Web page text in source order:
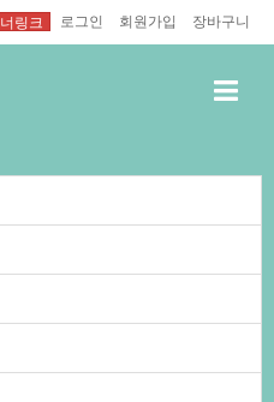
링크 로그인 회원가입 장바구니